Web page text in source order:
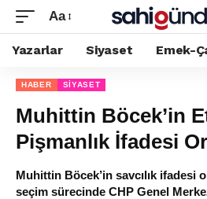
Aa
Yazarlar Siyaset Emek-
HABER SIYASET
Muhittin Böcek’in
Pişmanlık İfadesi
Muhittin Böcek’in savcılık ifadesi
seçim sürecinde CHP Genel